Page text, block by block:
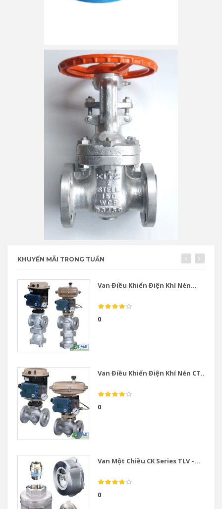
KHUYẾN MÃI TRONG TUẦN
Van Điều Khiển Điện Khí Nén...
0
Van Điều Khiển Điện Khí Nén CT...
0
Van Một Chiều CK Series TLV –...
0